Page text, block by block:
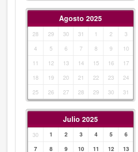
Agosto 2025
28 29 30 31 1 2
3
4
5 6 7 8 9
10
11
12 13 14 15 16
17
18
19 20 21 22 23
24
25
26 27 28 29 30 31
Julio 2025
30 1 2 3 4 5
6
7
8 9 10 11 12
13